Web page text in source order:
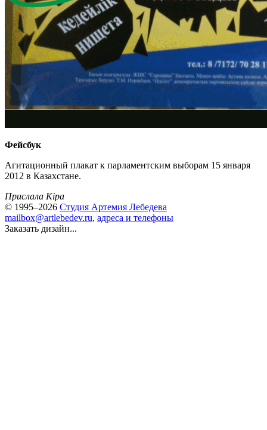
Фейсбук
Агитационный плакат к парламентским выборам 15 января
2012 в Казахстане.
Прислала Kipa
© 1995–2026 Студия Артемия Лебедева
mailbox@artlebedev.ru, адреса и телефоны
Заказать дизайн...